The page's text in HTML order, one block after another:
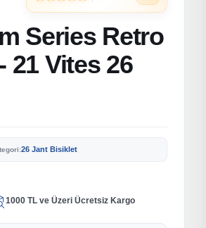
Series Retro
21 Vites 26
26 Jant Bisiklet
1000 TL ve Üzeri Ücretsiz Kargo